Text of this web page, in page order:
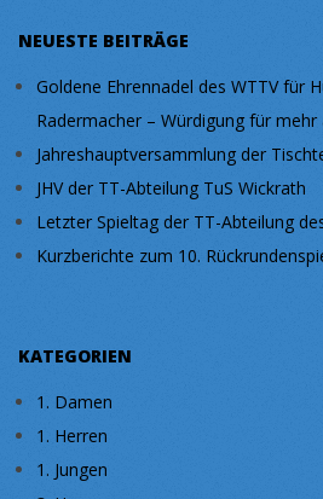
NEUESTE BEITRÄGE
Goldene Ehrennadel des WTTV für
Radermacher – Würdigung für mehr
Jahreshauptversammlung der
JHV der TT-Abteilung TuS Wickrath
Letzter Spieltag der TT-Abteilung
Kurzberichte zum 10.
KATEGORIEN
1. Damen
1. Herren
1. Jungen